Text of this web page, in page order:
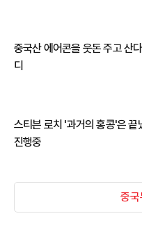
중국산 에어콘을 웃돈 주고 산
디
스티븐 로치 '과거의 홍콩'은
진행중
중국